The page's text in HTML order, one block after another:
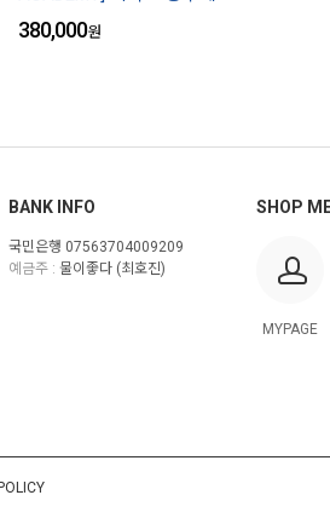
380,000원
BANK INFO
국민은행 07563704009209
예금주 : 물이좋다 (최호진)
SHOP
MYPAGE